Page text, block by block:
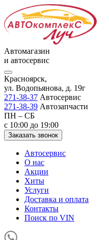
Автомагазин
и автосервис
Красноярск,
ул. Водопьянова, д. 19г
271-38-37 Автосервис
271-38-39 Автозапчасти
ПН – СБ
с 10:00 до 19:00
Заказать звонок
Автосервис
О нас
Акции
Хиты
Услуги
Доставка и оплата
Контакты
Поиск по VIN